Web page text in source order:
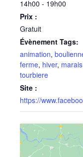
14h00 - 19h00
Prix :
Gratuit
Évènement Tags:
animation,
ferme, hiver,
tourbiere
Site :
https://